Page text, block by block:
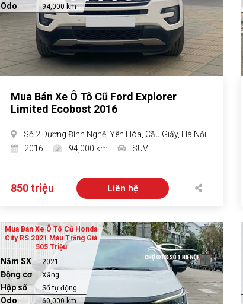
Odo 94,000 km
Mua Bán Xe Ô Tô Cũ Ford Explorer
Limited Ecobost 2016
Số 2 Dương Đình Nghệ, Yên Hòa, Cầu Giấy, Hà Nội
2016
94,000 km SUV
850 triệu Liên hệ
Mua Bán Xe Ô Tô Cũ Honda
City RS 2021 Màu Trắng Giá
505 Triệu
Năm SX 2021
Động cơ Xăng
Hộp số Số tự động
Odo 60,000 km